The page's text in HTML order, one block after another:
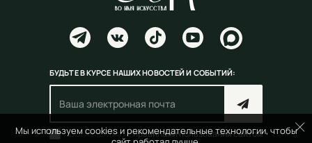
Мы используем cookies и рекомендательные технологии, чтобы
БУДЬТЕ В КУРСЕ НАШИХ НОВОСТЕЙ И СОБЫТИЙ:
Согласен(на) справилами пользования сайтом